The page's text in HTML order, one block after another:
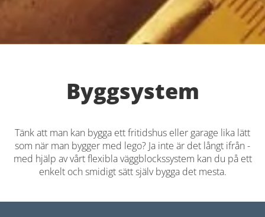
Byggsystem
Tänk att man kan bygga ett fritidshus eller garage lika lätt
som när man bygger med lego? Ja inte är det långt ifrån -
med hjälp av vårt flexibla väggblockssystem kan du på ett
enkelt och smidigt sätt själv bygga det mesta.